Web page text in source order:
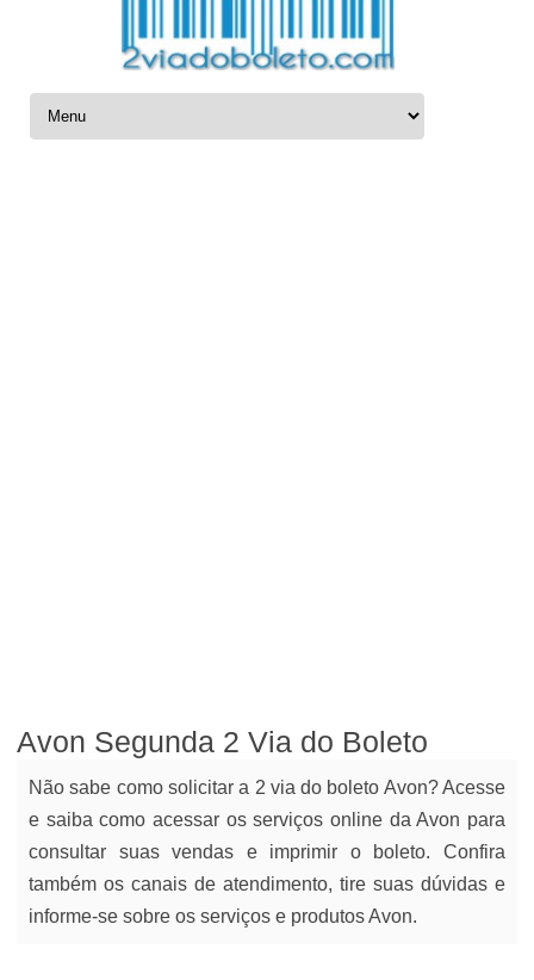
Avon Segunda 2 Via do Boleto
Não sabe como solicitar a 2 via do boleto Avon? Acesse
e saiba como acessar os serviços online da Avon para
consultar suas vendas e imprimir o boleto. Confira
também os canais de atendimento, tire suas dúvidas e
informe-se sobre os serviços e produtos Avon.